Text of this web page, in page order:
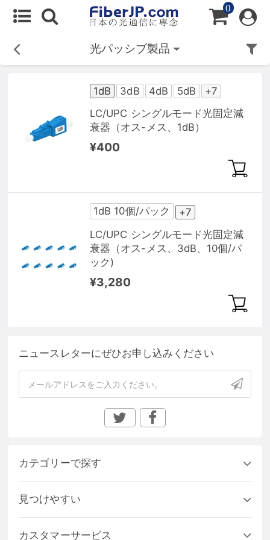
0
光パッシブ製品
1dB 3dB 4dB 5dB
+7
LC/UPC シングルモード光固定減
衰器（オス-メス、1dB）
¥400
1dB 10個/パック
+7
LC/UPC シングルモード光固定減
衰器（オス-メス、3dB、10個/パ
ック)
¥3,280
ニュースレターにぜひお申し込みください
カテゴリーで探す
見つけやすい
カスタマーサービス